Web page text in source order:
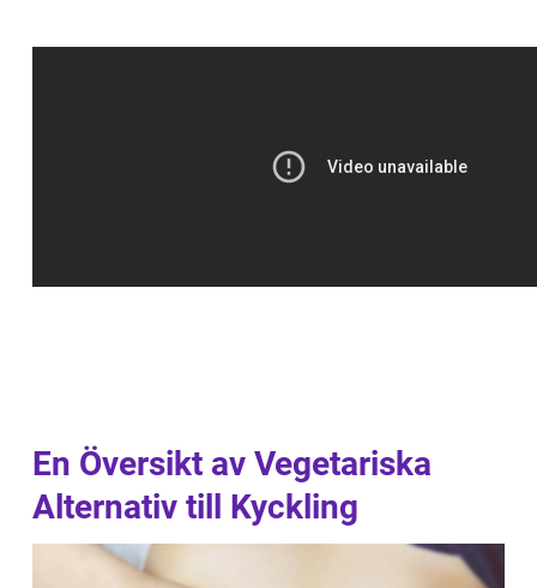
En Översikt av Vegetariska
Alternativ till Kyckling